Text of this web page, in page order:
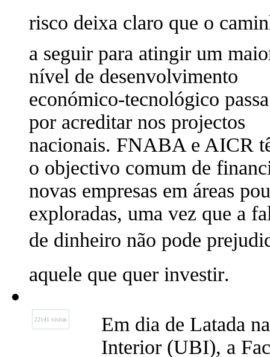
risco deixa claro que o
a seguir para atingir um
nível de desenvolvimento
económico-tecnológico passa
por acreditar nos projectos
nacionais. FNABA e AICR
o objectivo comum de
novas empresas em áreas
exploradas, uma vez que a
de dinheiro não pode
aquele que quer investir.
22141 visitas
Em dia de Latada
Interior (UBI), a